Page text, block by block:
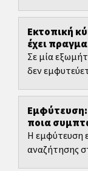
Εκτοπική
έχει
Σε μία
δεν
δηλαδή...
Εμφύτευση:
ποια
Η εμφύτευση
αναζήτησης